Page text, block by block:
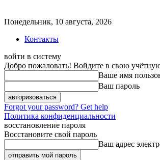
Понедельник, 10 августа, 2026
Контакты
войти в систему
Добро пожаловать! Войдите в свою
Ваше имя
Ваш пароль
Forgot your password? Get help
Политика конфиденциальности
восстановление пароля
Восстановите свой пароль
Ваш адрес